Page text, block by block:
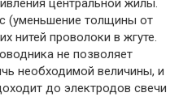
центральной жилы.
(уменьшение толщины от
нитей проволоки в жгуте.
не позволяет
необходимой величины, и
до электродов свечи